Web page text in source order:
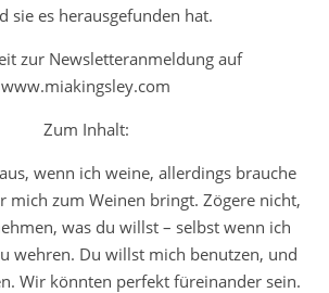
sie es herausgefunden hat.
zur Newsletteranmeldung auf
www.miakingsley.com
Zum Inhalt:
wenn ich weine, allerdings brauche
mich zum Weinen bringt. Zögere nicht,
was du willst – selbst wenn ich
wehren. Du willst mich benutzen, und
Wir könnten perfekt füreinander sein.